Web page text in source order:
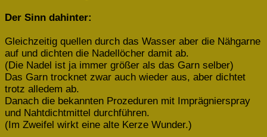
Der Sinn dahinter:
Gleichzeitig quellen durch das Wasser aber die Nähgarne
auf und dichten die Nadellöcher damit ab.
(Die Nadel ist ja immer größer als das Garn selber)
Das Garn trocknet zwar auch wieder aus, aber dichtet
trotz alledem ab.
Danach die bekannten Prozeduren mit Imprägnierspray
und Nahtdichtmittel durchführen.
(Im Zweifel wirkt eine alte Kerze Wunder.)